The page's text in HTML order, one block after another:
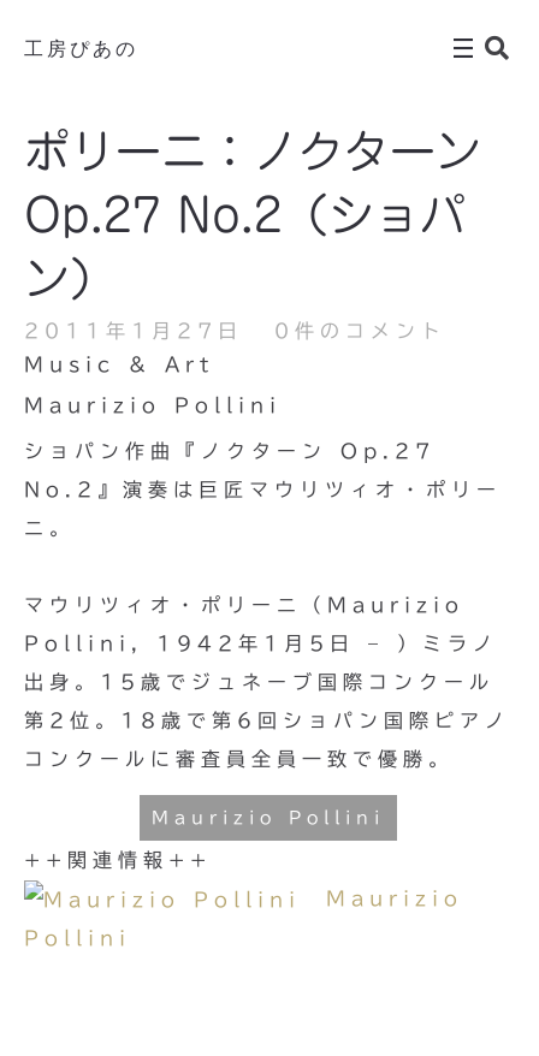
工房ぴあの
ポリーニ：ノクターン
Op.27 No.2（ショパ
ン）
2011年1月27日
0件のコメント
Music & Art
Maurizio Pollini
ショパン作曲『ノクターン Op.27
No.2』演奏は巨匠マウリツィオ・ポリー
ニ。
マウリツィオ・ポリーニ（Maurizio
Pollini, 1942年1月5日 – ）ミラノ
出身。15歳でジュネーブ国際コンクール
第2位。18歳で第6回ショパン国際ピアノ
コンクールに審査員全員一致で優勝。
Maurizio Pollini
++関連情報++
Maurizio
Pollini